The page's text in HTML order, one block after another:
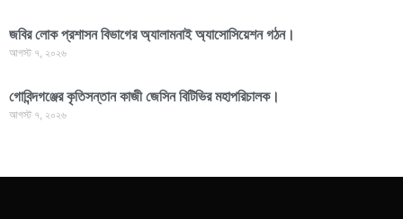
জবির লোক প্রশাসন বিভাগের অ্যালামনাই অ্যাসোসিয়েশন গঠন।
আগস্ট ৭, ২০২৬
গোবিন্দগঞ্জের কৃতিসন্তান কাজী জেসিন বিটিভির মহাপরিচালক।
আগস্ট ৭, ২০২৬